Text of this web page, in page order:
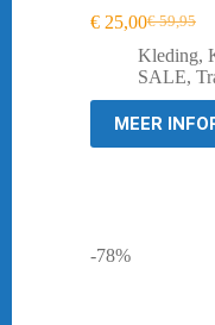
€59,95
prijs
was:
€ 59,95.
€ 25,00Huidige
prijs
is:
€ 25,00.
Kleding,
SALE,
MEER
-78%